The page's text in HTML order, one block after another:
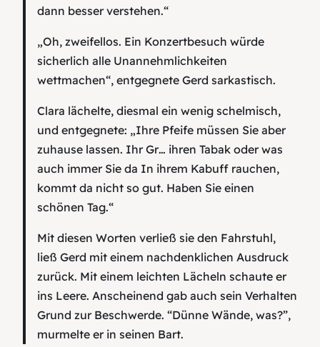
dann besser verstehen.“
„Oh, zweifellos. Ein Konzertbesuch würde
sicherlich alle Unannehmlichkeiten
wettmachen“, entgegnete Gerd sarkastisch.
Clara lächelte, diesmal ein wenig schelmisch,
und entgegnete: „Ihre Pfeife müssen Sie aber
zuhause lassen. Ihr Gr… ihren Tabak oder was
auch immer Sie da In ihrem Kabuff rauchen,
kommt da nicht so gut. Haben Sie einen
schönen Tag.“
Mit diesen Worten verließ sie den Fahrstuhl,
ließ Gerd mit einem nachdenklichen Ausdruck
zurück. Mit einem leichten Lächeln schaute er
ins Leere. Anscheinend gab auch sein Verhalten
Grund zur Beschwerde. “Dünne Wände, was?”,
murmelte er in seinen Bart.